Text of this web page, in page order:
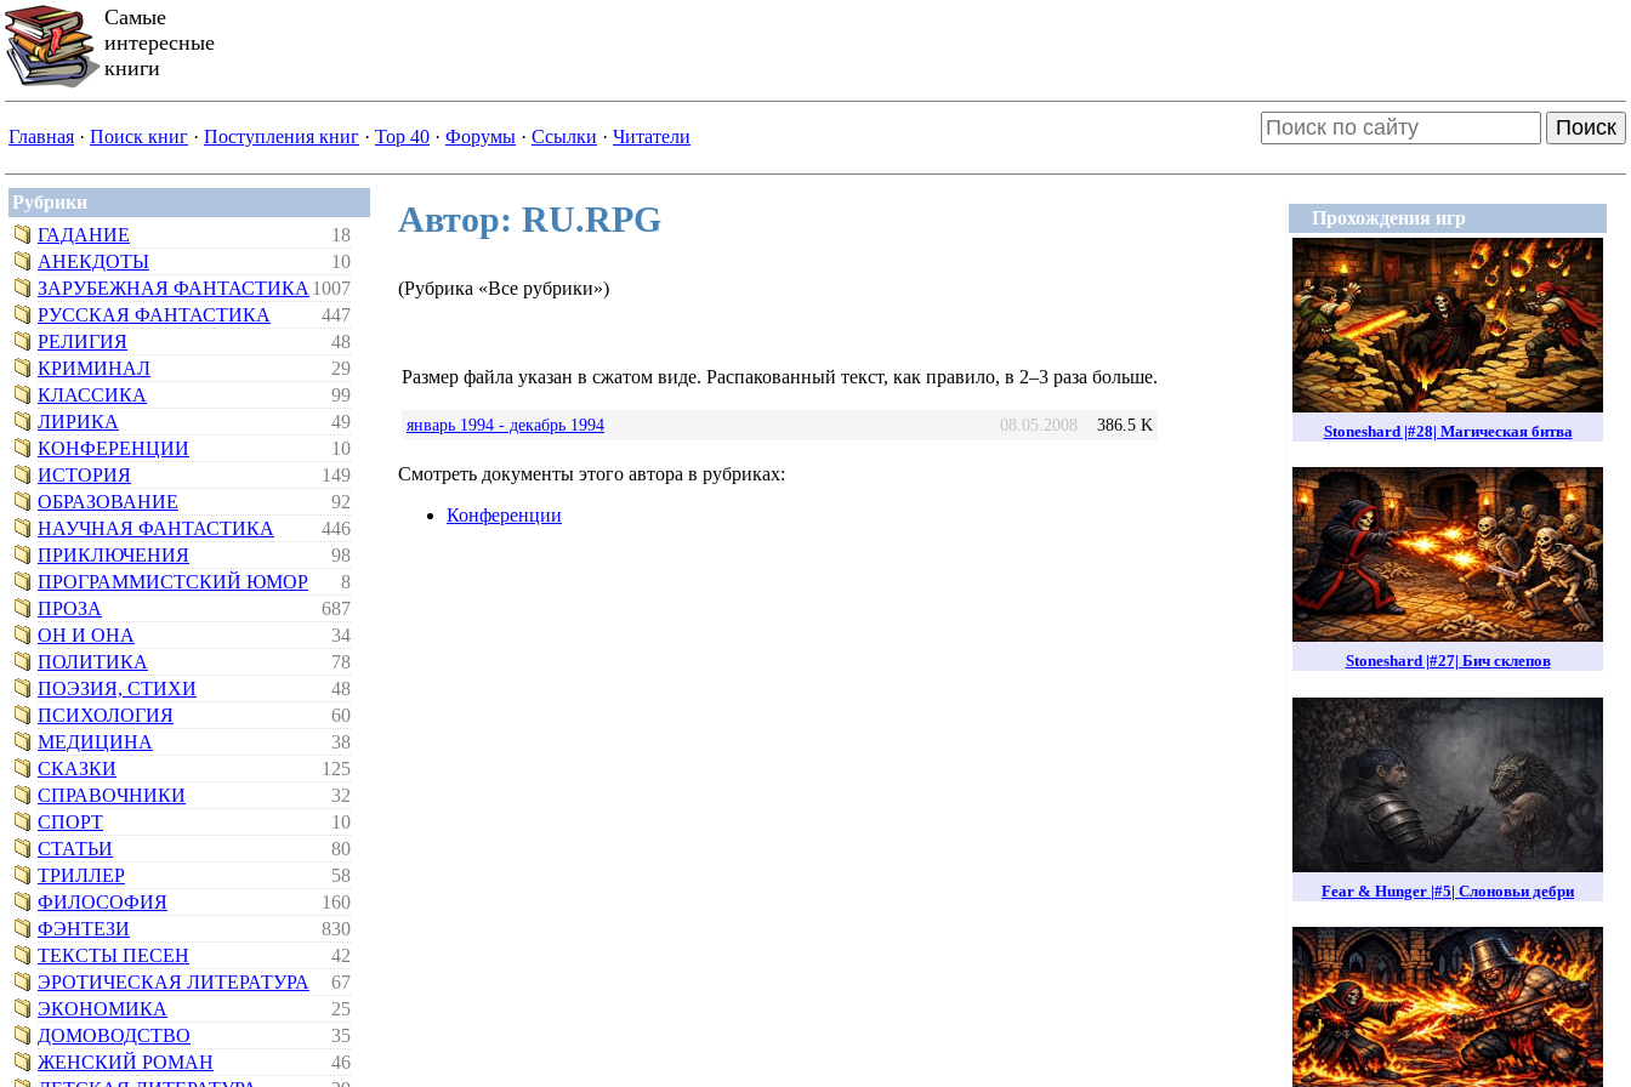
Самые
интересные
книги
Главная · Поиск книг · Поступления книг · Top 40 · Форумы · Ссылки · Читатели Поиск
Рубрики
ГАДАНИЕ
18
АНЕКДОТЫ
10
ЗАРУБЕЖНАЯ ФАНТАСТИКА 1007
РУССКАЯ ФАНТАСТИКА
447
РЕЛИГИЯ
48
КРИМИНАЛ
29
КЛАССИКА
99
ЛИРИКА
49
КОНФЕРЕНЦИИ
10
ИСТОРИЯ
149
ОБРАЗОВАНИЕ
92
НАУЧНАЯ ФАНТАСТИКА
446
ПРИКЛЮЧЕНИЯ
98
ПРОГРАММИСТСКИЙ ЮМОР
8
ПРОЗА
687
ОН И ОНА
34
ПОЛИТИКА
78
ПОЭЗИЯ, СТИХИ
48
ПСИХОЛОГИЯ
60
МЕДИЦИНА
38
СКАЗКИ
125
СПРАВОЧНИКИ
32
СПОРТ
10
СТАТЬИ
80
ТРИЛЛЕР
58
ФИЛОСОФИЯ
160
ФЭНТЕЗИ
830
ТЕКСТЫ ПЕСЕН
42
ЭРОТИЧЕСКАЯ ЛИТЕРАТУРА
67
ЭКОНОМИКА
25
ДОМОВОДСТВО
35
ЖЕНСКИЙ РОМАН
46
Прохождения игр
Stoneshard |#28| Магическая битва
Stoneshard |#27| Бич склепов
Fear & Hunger |#5| Слоновьи дебри
Автор: RU.RPG
(Рубрика «Все рубрики»)
Размер файла указан в сжатом виде. Распакованный текст, как правило, в 2–3 раза больше.
январь 1994 - декабрь 1994 08.05.2008 386.5 K
Смотреть документы этого автора в рубриках:
Конференции